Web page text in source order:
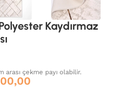
Kaydırmaz
arası çekme payı olabilir.